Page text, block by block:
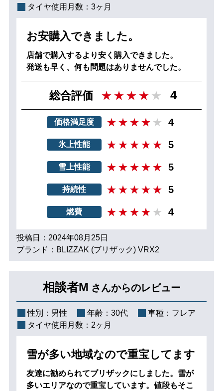
タイヤ使用月数： 3ヶ月
お安購入できました。
店舗で購入するより安く購入できました。
発送も早く、何も問題はありませんでした。
総合評価 4
価格満足度 4
氷上性能 5
雪上性能 5
持続性 5
燃費 4
投稿日：2024年08月25日
ブランド：BLIZZAK (ブリザック) VRX2
相談者M さんからのレビュー
性別： 男性 年齢： 30代 車種： フレア
タイヤ使用月数： 2ヶ月
雪が多い地域なので重宝してます
友達に勧められてブリザックにしました。雪が
多いエリアなので重宝しています。値段もそこ